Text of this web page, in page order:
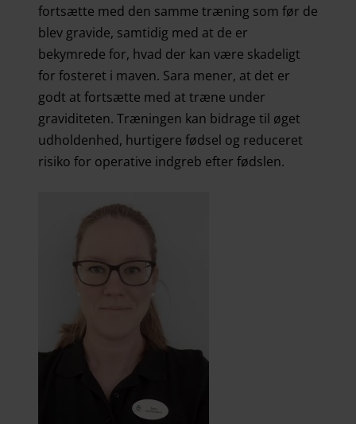
fortsætte med den samme træning som før de
blev gravide, samtidig med at de er
bekymrede for, hvad der kan være skadeligt
for fosteret i maven. Sara mener, at det er
godt at fortsætte med at træne under
graviditeten. Træningen kan bidrage til øget
udholdenhed, hurtigere fødsel og reduceret
risiko for operative indgreb efter fødslen.